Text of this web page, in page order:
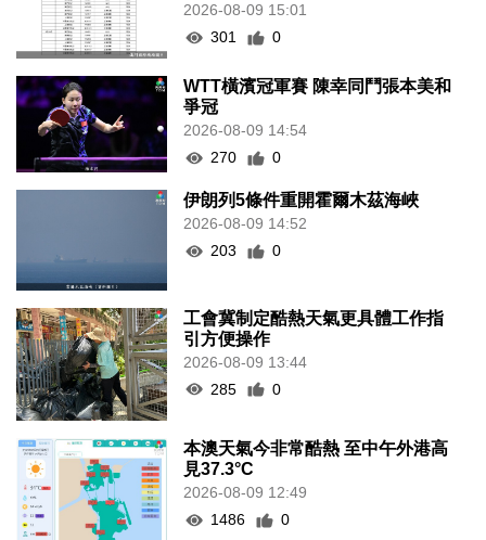
2026-08-09 15:01
301
0
WTT橫濱冠軍賽 陳幸同鬥張本美和
爭冠
2026-08-09 14:54
270
0
伊朗列5條件重開霍爾木茲海峽
2026-08-09 14:52
203
0
工會冀制定酷熱天氣更具體工作指
引方便操作
2026-08-09 13:44
285
0
本澳天氣今非常酷熱 至中午外港高
見37.3°C
2026-08-09 12:49
1486
0